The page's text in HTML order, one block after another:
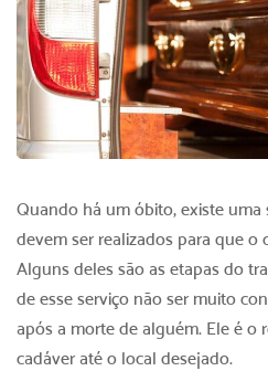
Quando há um óbito, existe
devem ser realizados para que o
Alguns deles são as etapas do
de esse serviço não ser muito
após a morte de alguém. Ele é o
cadáver até o local desejado.